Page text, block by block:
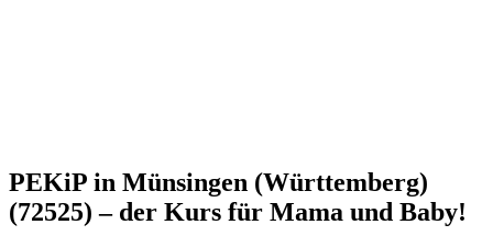
PEKiP in Münsingen (Württemberg)
(72525) – der Kurs für Mama und Baby!